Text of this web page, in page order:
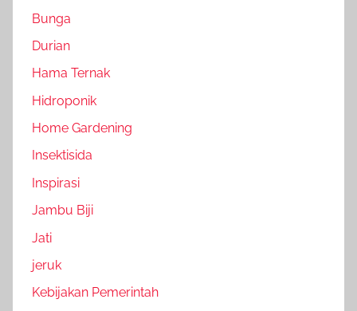
Bunga
Durian
Hama Ternak
Hidroponik
Home Gardening
Insektisida
Inspirasi
Jambu Biji
Jati
jeruk
Kebijakan Pemerintah